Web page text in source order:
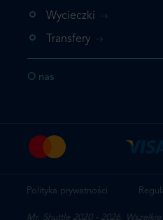
Wycieczki
Transfery
O nas
Polityka prywatności
Mr. Shuttle 2020 - 2026.